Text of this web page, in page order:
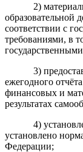
2)
образовательной
соответствии с
требованиями, в
3)
ежегодного
финансовых и
результатах
4)
установлено
Федерации;